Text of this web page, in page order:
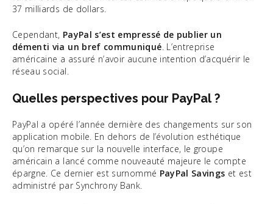
37 milliards de dollars.
Cependant, PayPal s’est empressé de publier un
démenti via un bref communiqué . L’entreprise
américaine a assuré n’avoir aucune intention d’acquérir le
réseau social.
Quelles perspectives pour PayPal ?
PayPal a opéré l’année dernière des changements sur son
application mobile. En dehors de l’évolution esthétique
qu’on remarque sur la nouvelle interface, le groupe
américain a lancé comme nouveauté majeure le compte
épargne. Ce dernier est surnommé PayPal Savings et est
administré par Synchrony Bank.